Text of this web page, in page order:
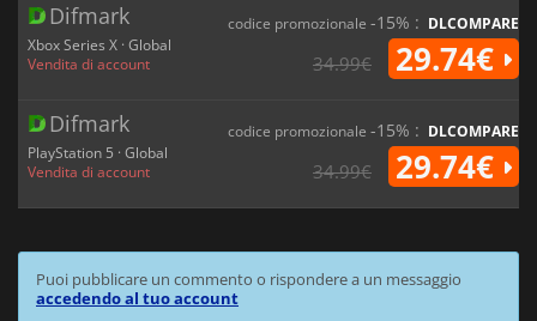
Difmark
Xbox Series X · Global
Vendita di account
codice promozionale -15% : DLCOMPARE
34.99€ 29.74€
Difmark
PlayStation 5 · Global
Vendita di account
codice promozionale -15% : DLCOMPARE
34.99€ 29.74€
Puoi pubblicare un commento o rispondere a un messaggio
accedendo al tuo account